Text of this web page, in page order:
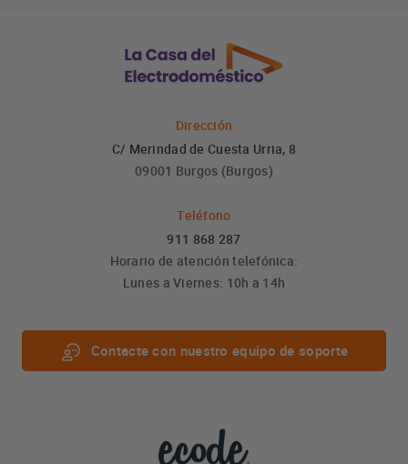
Dirección
C/ Merindad de Cuesta Urria, 8
09001 Burgos (Burgos)
Teléfono
911 868 287
Horario de atención telefónica:
Lunes a Viernes: 10h a 14h
Contacte con nuestro equipo de soporte